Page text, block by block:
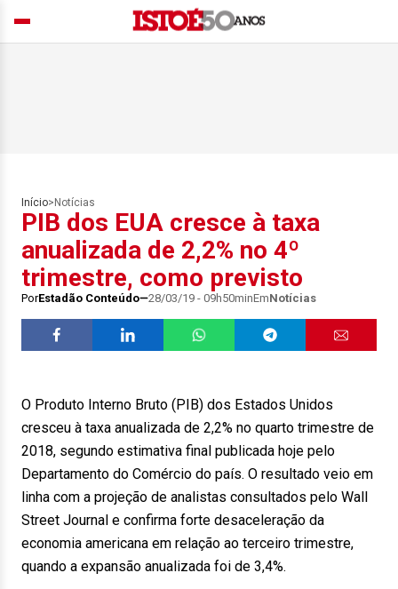
Início> Notícias
PIB dos EUA cresce à taxa
anualizada de 2,2% no 4º
trimestre, como previsto
PorEstadão Conteúdo 28/03/19 - 09h50minEmNotícias
O Produto Interno Bruto (PIB) dos Estados Unidos
cresceu à taxa anualizada de 2,2% no quarto trimestre de
2018, segundo estimativa final publicada hoje pelo
Departamento do Comércio do país. O resultado veio em
linha com a projeção de analistas consultados pelo Wall
Street Journal e confirma forte desaceleração da
economia americana em relação ao terceiro trimestre,
quando a expansão anualizada foi de 3,4%.